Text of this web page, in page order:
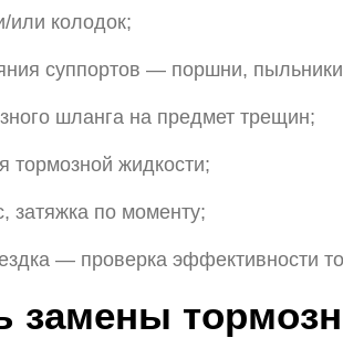
или колодок;
суппортов — поршни,
шланга на предмет трещин;
тормозной жидкости;
затяжка по моменту;
— проверка эффективности
замены